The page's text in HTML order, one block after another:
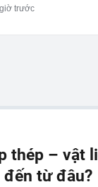
trước
thép – vật
đến từ đâu?